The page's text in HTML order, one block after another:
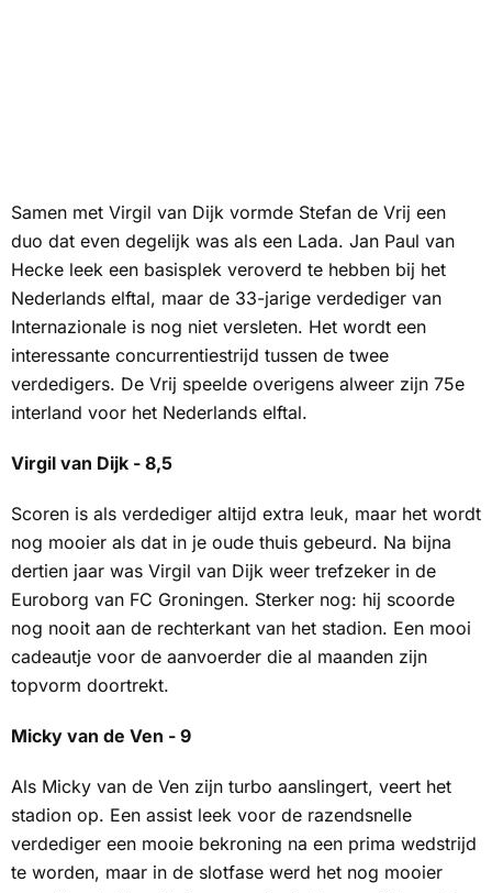
Samen met Virgil van Dijk vormde Stefan de Vrij een
duo dat even degelijk was als een Lada. Jan Paul van
Hecke leek een basisplek veroverd te hebben bij het
Nederlands elftal, maar de 33-jarige verdediger van
Internazionale is nog niet versleten. Het wordt een
interessante concurrentiestrijd tussen de twee
verdedigers. De Vrij speelde overigens alweer zijn 75e
interland voor het Nederlands elftal.
Virgil van Dijk - 8,5
Scoren is als verdediger altijd extra leuk, maar het wordt
nog mooier als dat in je oude thuis gebeurd. Na bijna
dertien jaar was Virgil van Dijk weer trefzeker in de
Euroborg van FC Groningen. Sterker nog: hij scoorde
nog nooit aan de rechterkant van het stadion. Een mooi
cadeautje voor de aanvoerder die al maanden zijn
topvorm doortrekt.
Micky van de Ven - 9
Als Micky van de Ven zijn turbo aanslingert, veert het
stadion op. Een assist leek voor de razendsnelle
verdediger een mooie bekroning na een prima wedstrijd
te worden, maar in de slotfase werd het nog mooier